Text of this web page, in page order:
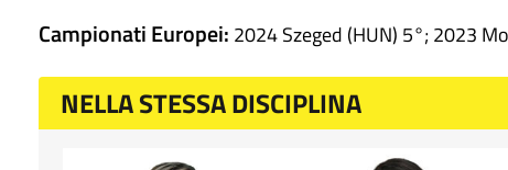
Campionati Europei: 2024 Szeged (HUN) 5°; 2023
NELLA STESSA DISCIPLINA